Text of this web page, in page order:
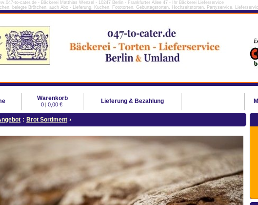
to-cater.de - Bäckerei Matthias Wenzel - 10247 Berlin - Frankfurter Allee 47 - Ihr Bäckerei Lieferservice
belegte Brötchen, auch Abo - Lieferung, Kuchen, Fototorten, Geburtagstorten, Hochzeitstorten, Partyservice,
Warenkorb
0 | 0,00 € Lieferung & Bezahlung
: Brot Sortiment ›